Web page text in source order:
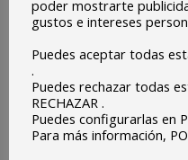
poder mostrarte
gustos e intereses
Puedes aceptar todas
.
Puedes rechazar todas
RECHAZAR .
Puedes configurarlas en
Para más información,